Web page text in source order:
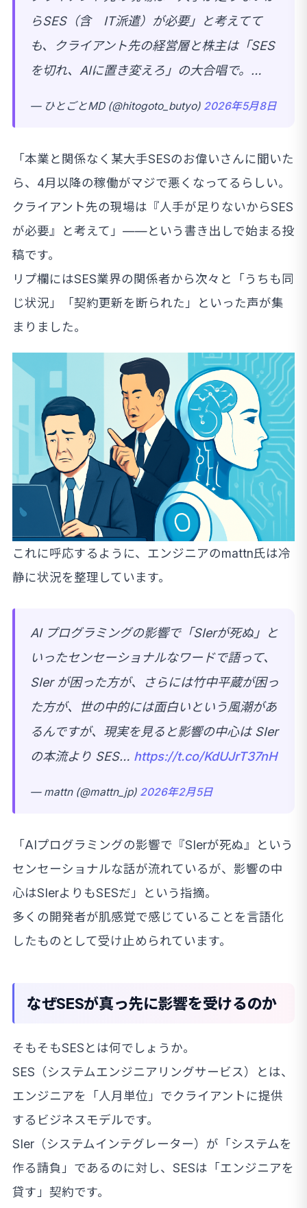
らSES（含 IT派遣）が必要」と考えてて
も、クライアント先の経営層と株主は「SES
を切れ、AIに置き変えろ」の大合唱で。…
— ひとごとMD (@hitogoto_butyo) 2026年5月8日
「本業と関係なく某大手SESのお偉いさんに聞いた
ら、4月以降の稼働がマジで悪くなってるらしい。
クライアント先の現場は『人手が足りないからSES
が必要』と考えて」——という書き出しで始まる投
稿です。
リプ欄にはSES業界の関係者から次々と「うちも同
じ状況」「契約更新を断られた」といった声が集
まりました。
これに呼応するように、エンジニアのmattn氏は冷
静に状況を整理しています。
AI プログラミングの影響で「SIerが死ぬ」と
いったセンセーショナルなワードで語って、
SIer が困った方が、さらには竹中平蔵が困っ
た方が、世の中的には面白いという風潮があ
るんですが、現実を見ると影響の中心は SIer
の本流より SES… https://t.co/KdUJrT37nH
— mattn (@mattn_jp) 2026年2月5日
「AIプログラミングの影響で『SIerが死ぬ』という
センセーショナルな話が流れているが、影響の中
心はSIerよりもSESだ」という指摘。
多くの開発者が肌感覚で感じていることを言語化
したものとして受け止められています。
なぜSESが真っ先に影響を受けるのか
そもそもSESとは何でしょうか。
SES（システムエンジニアリングサービス）とは、
エンジニアを「人月単位」でクライアントに提供
するビジネスモデルです。
SIer（システムインテグレーター）が「システムを
作る請負」であるのに対し、SESは「エンジニアを
貸す」契約です。